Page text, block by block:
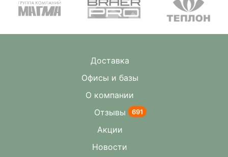
Доставка
Офисы и базы
О компании
Отзывы
691
Акции
Новости